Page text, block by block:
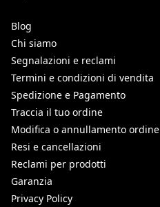
Blog
Chi siamo
Segnalazioni e reclami
Termini e condizioni di vendita
Spedizione e Pagamento
Traccia il tuo ordine
Modifica o annullamento ordine
Resi e cancellazioni
Reclami per prodotti
Garanzia
Privacy Policy